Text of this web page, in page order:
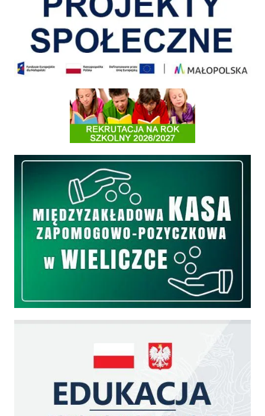
Informacja o terminach rekrutacji na rok szkolny 2026/2027
Międzyzakładowa Kasa Zapomogowo - Pożyczkowa